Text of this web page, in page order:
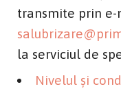
transmite prin e-
la serviciul de
Nivelul şi